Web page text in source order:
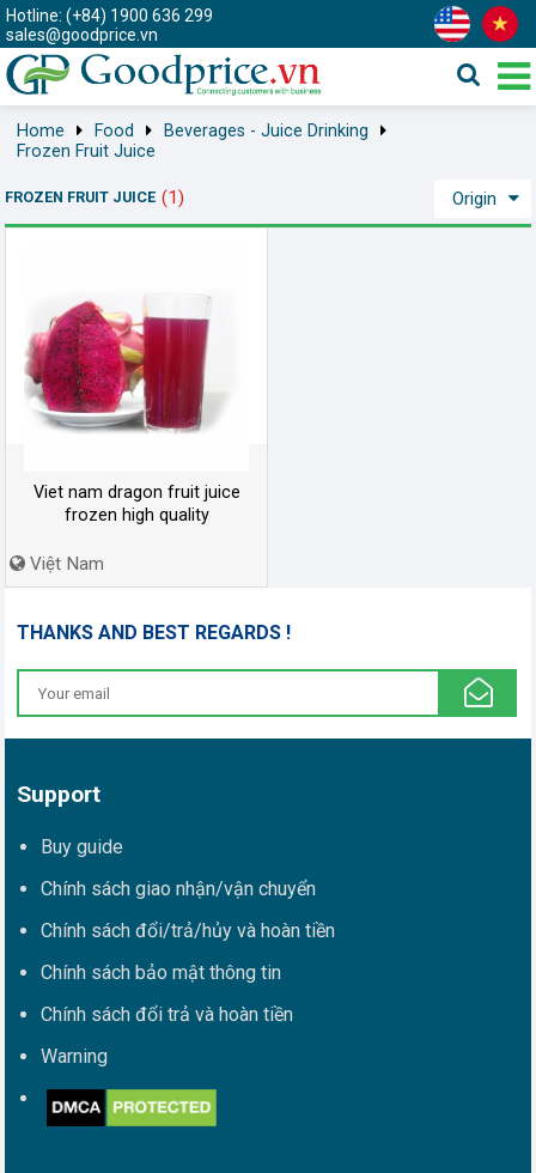
Hotline: (+84) 1900 636 299
sales@goodprice.vn
Home Food
Beverages - Juice Drinking
Frozen Fruit Juice
FROZEN FRUIT JUICE (1) Origin
Viet nam dragon fruit juice
frozen high quality
Việt Nam
THANKS AND BEST REGARDS !
Support
Buy guide
Chính sách giao nhận/vận chuyển
Chính sách đổi/trả/hủy và hoàn tiền
Chính sách bảo mật thông tin
Chính sách đổi trả và hoàn tiền
Warning